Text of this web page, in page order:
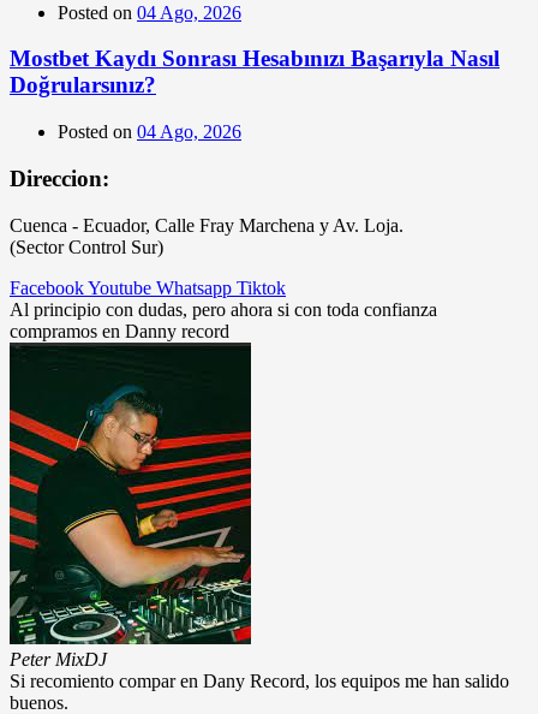
Posted on 04 Ago, 2026
Mostbet Kaydı Sonrası Hesabınızı Başarıyla Nasıl
Doğrularsınız?
Posted on 04 Ago, 2026
Direccion:
Cuenca - Ecuador, Calle Fray Marchena y Av. Loja.
(Sector Control Sur)
FacebookYoutube Whatsapp Tiktok
Al principio con dudas, pero ahora si con toda confianza
compramos en Danny record
Peter MixDJ
Si recomiento compar en Dany Record, los equipos me han salido
buenos.